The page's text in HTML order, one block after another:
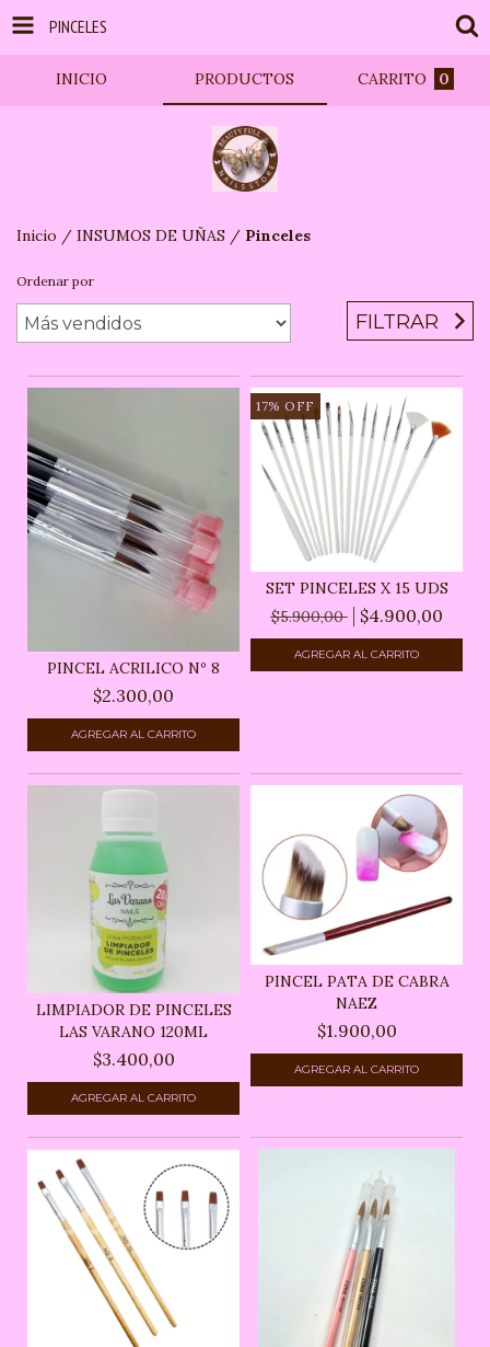
PINCELES
INICIO PRODUCTOS CARRITO 0
Inicio / INSUMOS DE UÑAS / Pinceles
Ordenar por
FILTRAR
PINCEL ACRILICO Nº 8
$2.300,00
17% OFF
SET PINCELES X 15 UDS
$5.900,00
$4.900,00
LIMPIADOR DE PINCELES
LAS VARANO 120ML
$3.400,00
PINCEL PATA DE CABRA
NAEZ
$1.900,00